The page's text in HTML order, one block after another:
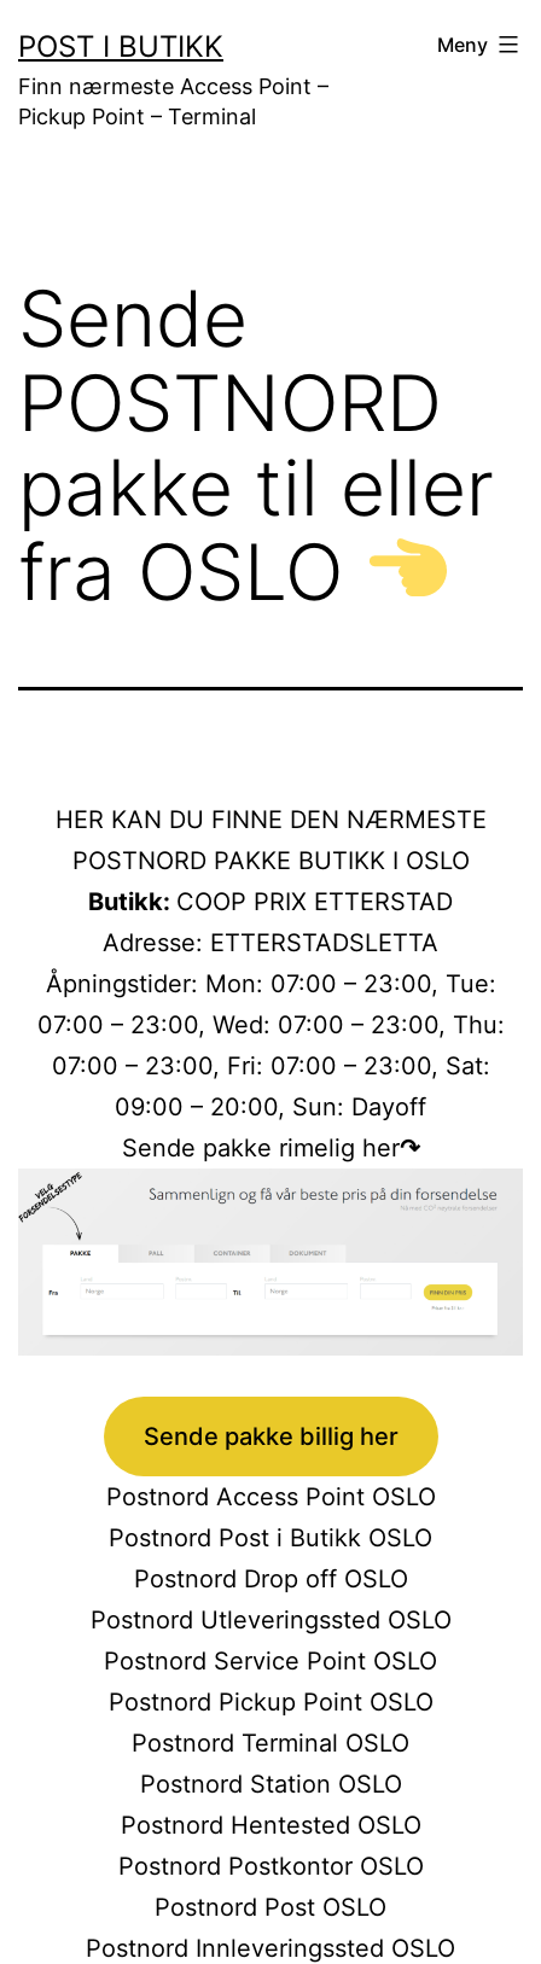
til
innhold
POST I BUTIKK
Finn nærmeste Access Point –
Pickup Point – Terminal
Meny
Sende
POSTNORD
pakke til eller
fra OSLO
HER KAN DU FINNE DEN NÆRMESTE
POSTNORD PAKKE BUTIKK I OSLO
Butikk: COOP PRIX ETTERSTAD
Adresse: ETTERSTADSLETTA
Åpningstider: Mon: 07:00 – 23:00, Tue:
07:00 – 23:00, Wed: 07:00 – 23:00, Thu:
07:00 – 23:00, Fri: 07:00 – 23:00, Sat:
09:00 – 20:00, Sun: Dayoff
Sende pakke rimelig her↷
Sende pakke billig her
Postnord Access Point OSLO
Postnord Post i Butikk OSLO
Postnord Drop off OSLO
Postnord Utleveringssted OSLO
Postnord Service Point OSLO
Postnord Pickup Point OSLO
Postnord Terminal OSLO
Postnord Station OSLO
Postnord Hentested OSLO
Postnord Postkontor OSLO
Postnord Post OSLO
Postnord Innleveringssted OSLO